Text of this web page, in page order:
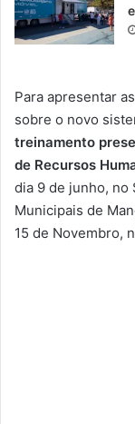
Para apresentar
sobre o novo
treinamento
de Recursos
dia 9 de junho, no
Municipais de
15 de Novembro,